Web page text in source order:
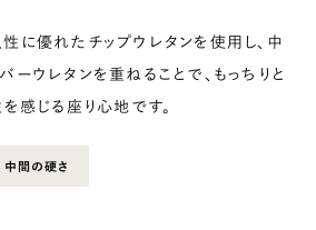
に優れたチップウレタンを使用し、中
ウレタンを重ねることで、もっちりと
感じる座り心地です。
中間の硬さ